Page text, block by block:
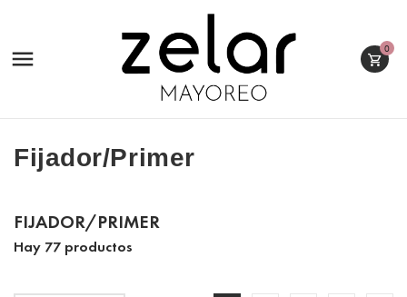
 0
Fijador/Primer
FIJADOR/PRIMER
Hay 77 productos